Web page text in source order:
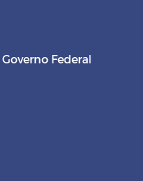
Federal